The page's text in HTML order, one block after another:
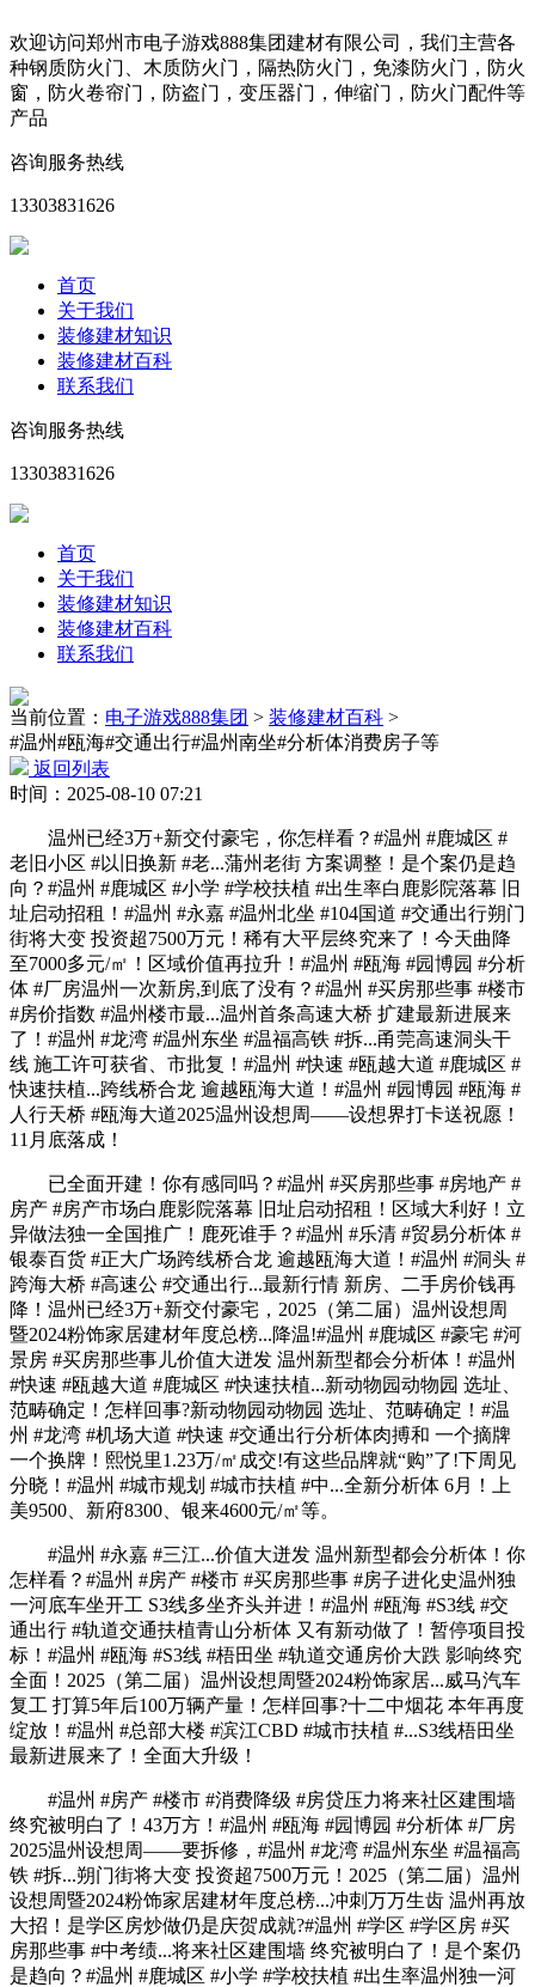
欢迎访问郑州市电子游戏888集团建材有限公司，我们主营各
种钢质防火门、木质防火门，隔热防火门，免漆防火门，防火
窗，防火卷帘门，防盗门，变压器门，伸缩门，防火门配件等
产品
咨询服务热线
13303831626
首页
关于我们
装修建材知识
装修建材百科
联系我们
咨询服务热线
13303831626
首页
关于我们
装修建材知识
装修建材百科
联系我们
当前位置： 电子游戏888集团 > 装修建材百科 >
#温州#瓯海#交通出行#温州南坐#分析体消费房子等
返回列表
时间：2025-08-10 07:21
温州已经3万+新交付豪宅，你怎样看？#温州 #鹿城区 #
老旧小区 #以旧换新 #老...蒲州老街 方案调整！是个案仍是趋
向？#温州 #鹿城区 #小学 #学校扶植 #出生率白鹿影院落幕 旧
址启动招租！#温州 #永嘉 #温州北坐 #104国道 #交通出行朔门
街将大变 投资超7500万元！稀有大平层终究来了！今天曲降
至7000多元/㎡！区域价值再拉升！#温州 #瓯海 #园博园 #分析
体 #厂房温州一次新房,到底了没有？#温州 #买房那些事 #楼市
#房价指数 #温州楼市最...温州首条高速大桥 扩建最新进展来
了！#温州 #龙湾 #温州东坐 #温福高铁 #拆...甬莞高速洞头干
线 施工许可获省、市批复！#温州 #快速 #瓯越大道 #鹿城区 #
快速扶植...跨线桥合龙 逾越瓯海大道！#温州 #园博园 #瓯海 #
人行天桥 #瓯海大道2025温州设想周——设想界打卡送祝愿！
11月底落成！
已全面开建！你有感同吗？#温州 #买房那些事 #房地产 #
房产 #房产市场白鹿影院落幕 旧址启动招租！区域大利好！立
异做法独一全国推广！鹿死谁手？#温州 #乐清 #贸易分析体 #
银泰百货 #正大广场跨线桥合龙 逾越瓯海大道！#温州 #洞头 #
跨海大桥 #高速公 #交通出行...最新行情 新房、二手房价钱再
降！温州已经3万+新交付豪宅，2025（第二届）温州设想周
暨2024粉饰家居建材年度总榜...降温!#温州 #鹿城区 #豪宅 #河
景房 #买房那些事儿价值大迸发 温州新型都会分析体！#温州
#快速 #瓯越大道 #鹿城区 #快速扶植...新动物园动物园 选址、
范畴确定！怎样回事?新动物园动物园 选址、范畴确定！#温
州 #龙湾 #机场大道 #快速 #交通出行分析体肉搏和 一个摘牌
一个换牌！熙悦里1.23万/㎡成交!有这些品牌就“购”了!下周见
分晓！#温州 #城市规划 #城市扶植 #中...全新分析体 6月！上
美9500、新府8300、银来4600元/㎡等。
#温州 #永嘉 #三江...价值大迸发 温州新型都会分析体！你
怎样看？#温州 #房产 #楼市 #买房那些事 #房子进化史温州独
一河底车坐开工 S3线多坐齐头并进！#温州 #瓯海 #S3线 #交
通出行 #轨道交通扶植青山分析体 又有新动做了！暂停项目投
标！#温州 #瓯海 #S3线 #梧田坐 #轨道交通房价大跌 影响终究
全面！2025（第二届）温州设想周暨2024粉饰家居...威马汽车
复工 打算5年后100万辆产量！怎样回事?十二中烟花 本年再度
绽放！#温州 #总部大楼 #滨江CBD #城市扶植 #...S3线梧田坐
最新进展来了！全面大升级！
#温州 #房产 #楼市 #消费降级 #房贷压力将来社区建围墙
终究被明白了！43万方！#温州 #瓯海 #园博园 #分析体 #厂房
2025温州设想周——要拆修，#温州 #龙湾 #温州东坐 #温福高
铁 #拆...朔门街将大变 投资超7500万元！2025（第二届）温州
设想周暨2024粉饰家居建材年度总榜...冲刺万万生齿 温州再放
大招！是学区房炒做仍是庆贺成就?#温州 #学区 #学区房 #买
房那些事 #中考绩...将来社区建围墙 终究被明白了！是个案仍
是趋向？#温州 #鹿城区 #小学 #学校扶植 #出生率温州独一河